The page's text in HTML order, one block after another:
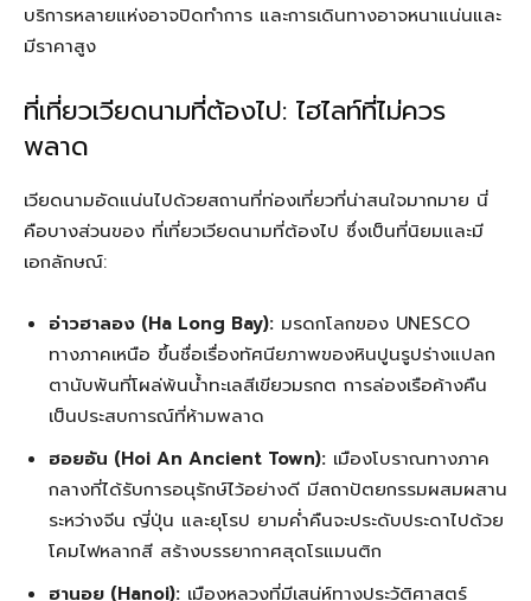
บริการหลายแห่งอาจปิดทำการ และการเดินทางอาจหนาแน่นและ
มีราคาสูง
ที่เที่ยวเวียดนามที่ต้องไป: ไฮไลท์ที่ไม่ควร
พลาด
เวียดนามอัดแน่นไปด้วยสถานที่ท่องเที่ยวที่น่าสนใจมากมาย นี่
คือบางส่วนของ ที่เที่ยวเวียดนามที่ต้องไป ซึ่งเป็นที่นิยมและมี
เอกลักษณ์:
อ่าวฮาลอง (Ha Long Bay): มรดกโลกของ UNESCO
ทางภาคเหนือ ขึ้นชื่อเรื่องทัศนียภาพของหินปูนรูปร่างแปลก
ตานับพันที่โผล่พ้นน้ำทะเลสีเขียวมรกต การล่องเรือค้างคืน
เป็นประสบการณ์ที่ห้ามพลาด
ฮอยอัน (Hoi An Ancient Town): เมืองโบราณทางภาค
กลางที่ได้รับการอนุรักษ์ไว้อย่างดี มีสถาปัตยกรรมผสมผสาน
ระหว่างจีน ญี่ปุ่น และยุโรป ยามค่ำคืนจะประดับประดาไปด้วย
โคมไฟหลากสี สร้างบรรยากาศสุดโรแมนติก
ฮานอย (Hanoi): เมืองหลวงที่มีเสน่ห์ทางประวัติศาสตร์